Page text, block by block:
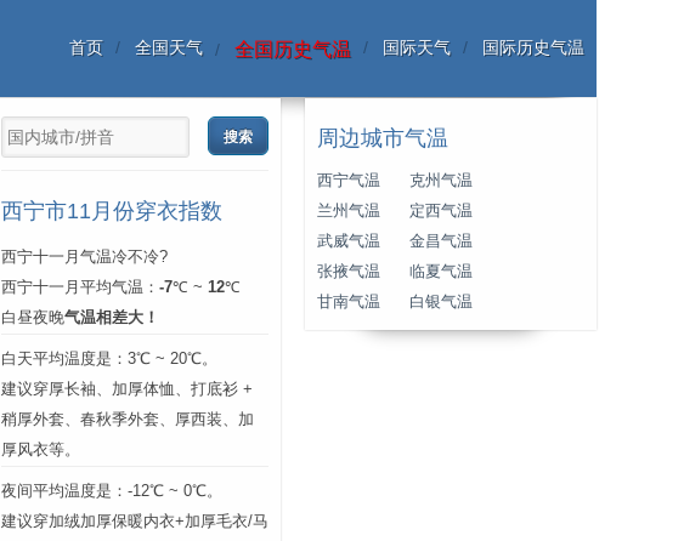
首页 全国天气 全国历史气温 国际天气 国际历史气温
西宁市11月份穿衣指数
西宁十一月气温冷不冷?
西宁十一月平均气温： -7℃ ~ 12℃
白昼夜晚气温相差大！
白天平均温度是：3℃ ~ 20℃。
建议穿厚长袖、加厚体恤、打底衫 +
稍厚外套、春秋季外套、厚西装、加
厚风衣等。
夜间平均温度是：-12℃ ~ 0℃。
建议穿加绒加厚保暖内衣+加厚毛衣/马
周边城市气温
西宁气温
克州气温
兰州气温
定西气温
武威气温
金昌气温
张掖气温
临夏气温
甘南气温
白银气温